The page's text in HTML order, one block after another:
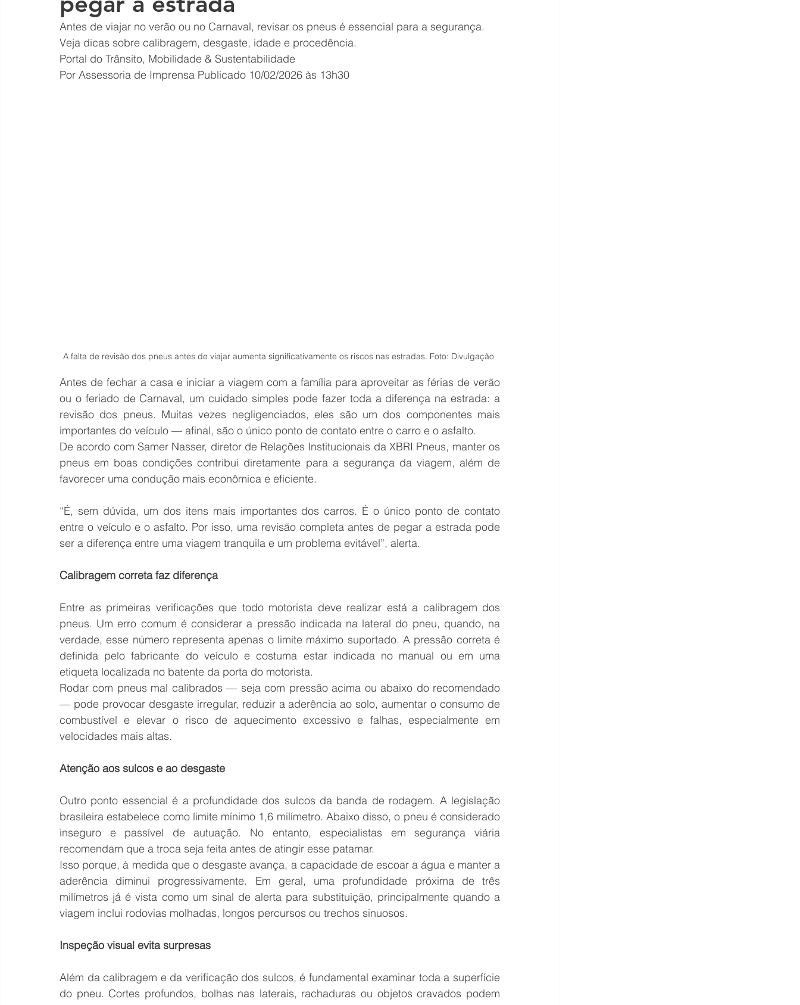
Antes de viajar no verão ou no Carnaval, revisar os pneus é essencial para a segurança.
Veja dicas sobre calibragem, desgaste, idade e procedência.
Portal do Trânsito, Mobilidade & Sustentabilidade
Por Assessoria de Imprensa Publicado 10/02/2026 às 13h30
A falta de revisão dos pneus antes de viajar aumenta significativamente os riscos nas estradas. Foto: Divulgação
Antes de fechar a casa e iniciar a viagem com a família para aproveitar as férias de verão
ou o feriado de Carnaval, um cuidado simples pode fazer toda a diferença na estrada: a
revisão dos pneus. Muitas vezes negligenciados, eles são um dos componentes mais
importantes do veículo — afinal, são o único ponto de contato entre o carro e o asfalto.
De acordo com Samer Nasser, diretor de Relações Institucionais da XBRI Pneus, manter os
pneus em boas condições contribui diretamente para a segurança da viagem, além de
favorecer uma condução mais econômica e eficiente.
“É, sem dúvida, um dos itens mais importantes dos carros. É o único ponto de contato
entre o veículo e o asfalto. Por isso, uma revisão completa antes de pegar a estrada pode
ser a diferença entre uma viagem tranquila e um problema evitável”, alerta.
Calibragem correta faz diferença
Entre as primeiras verificações que todo motorista deve realizar está a calibragem dos
pneus. Um erro comum é considerar a pressão indicada na lateral do pneu, quando, na
verdade, esse número representa apenas o limite máximo suportado. A pressão correta é
definida pelo fabricante do veículo e costuma estar indicada no manual ou em uma
etiqueta localizada no batente da porta do motorista.
Rodar com pneus mal calibrados — seja com pressão acima ou abaixo do recomendado
— pode provocar desgaste irregular, reduzir a aderência ao solo, aumentar o consumo de
combustível e elevar o risco de aquecimento excessivo e falhas, especialmente em
velocidades mais altas.
Atenção aos sulcos e ao desgaste
Outro ponto essencial é a profundidade dos sulcos da banda de rodagem. A legislação
brasileira estabelece como limite mínimo 1,6 milímetro. Abaixo disso, o pneu é considerado
inseguro e passível de autuação. No entanto, especialistas em segurança viária
recomendam que a troca seja feita antes de atingir esse patamar.
Isso porque, à medida que o desgaste avança, a capacidade de escoar a água e manter a
aderência diminui progressivamente. Em geral, uma profundidade próxima de três
milímetros já é vista como um sinal de alerta para substituição, principalmente quando a
viagem inclui rodovias molhadas, longos percursos ou trechos sinuosos.
Inspeção visual evita surpresas
Além da calibragem e da verificação dos sulcos, é fundamental examinar toda a superfície
do pneu. Cortes profundos, bolhas nas laterais, rachaduras ou objetos cravados podem